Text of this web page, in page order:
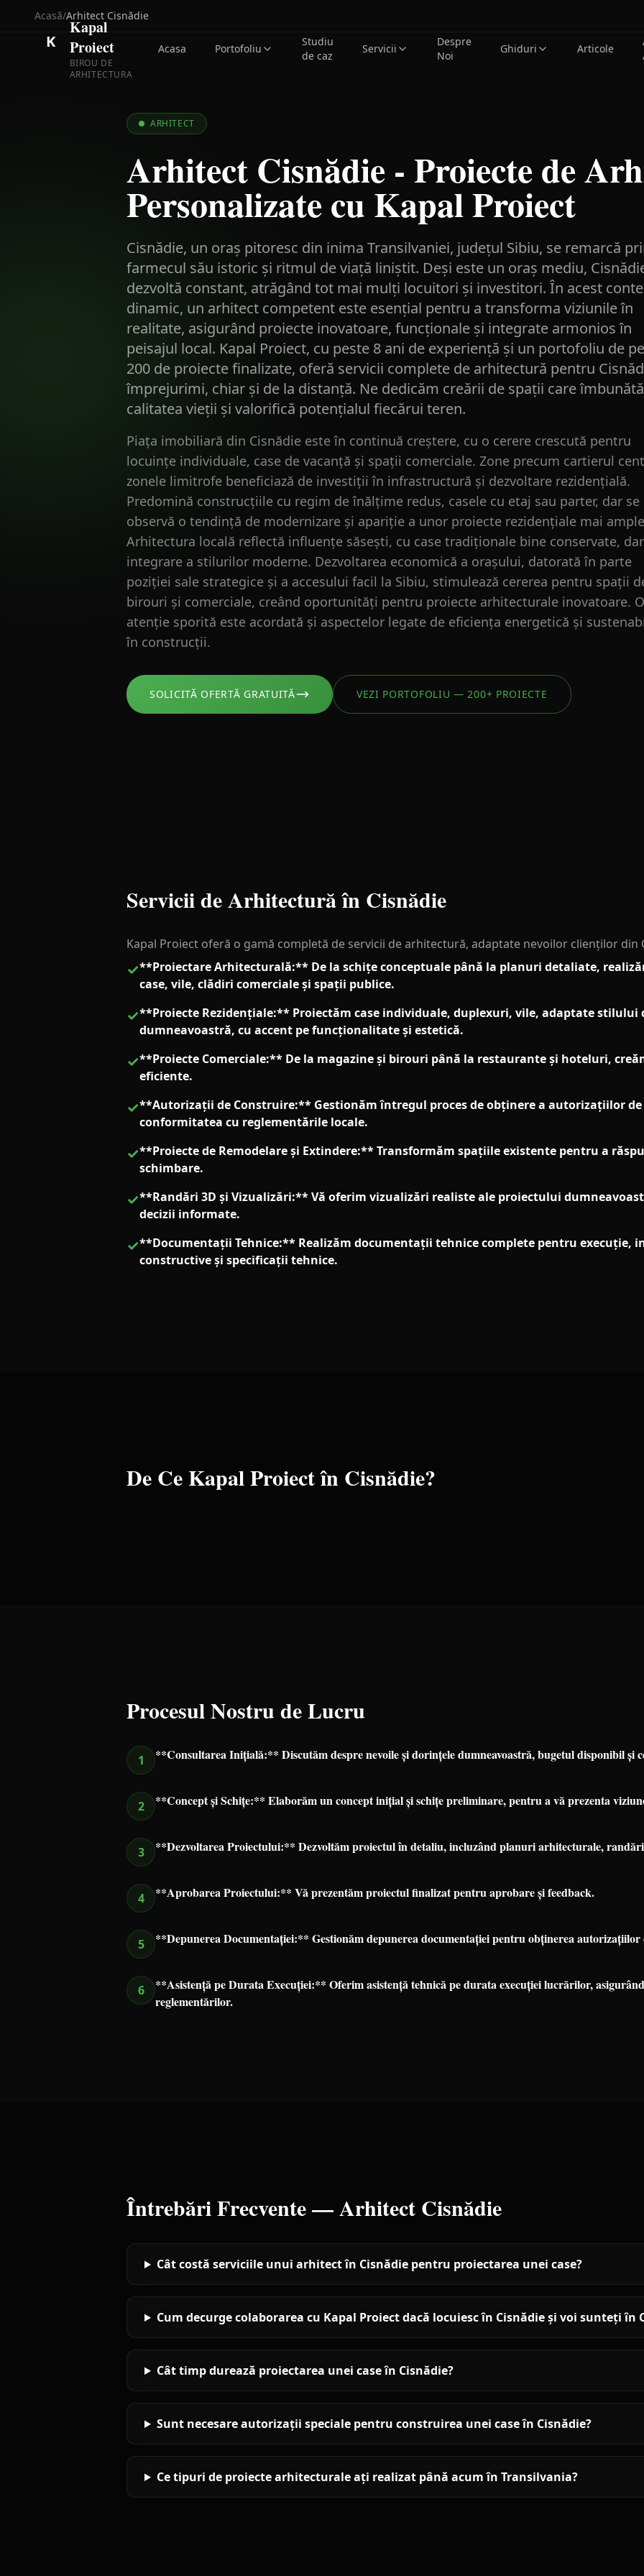
K
Kapal
Proiect
BIROU DE
ARHITECTURA
Acasa Portofoliu
Studiu
de caz
Servicii
Despre
Noi
Ghiduri Articole
Acasă/Arhitect Cisnădie
ARHITECT
Arhitect Cisnădie - Proiecte de
Personalizate cu Kapal Proiect
Cisnădie, un oraș pitoresc din inima Transilvaniei, județul Sibiu, se remarcă
farmecul său istoric și ritmul de viață liniștit. Deși este un oraș mediu,
dezvoltă constant, atrăgând tot mai mulți locuitori și investitori. În acest
dinamic, un arhitect competent este esențial pentru a transforma viziunile în
realitate, asigurând proiecte inovatoare, funcționale și integrate armonios în
peisajul local. Kapal Proiect, cu peste 8 ani de experiență și un portofoliu de
200 de proiecte finalizate, oferă servicii complete de arhitectură pentru
împrejurimi, chiar și de la distanță. Ne dedicăm creării de spații care
calitatea vieții și valorifică potențialul fiecărui teren.
Piața imobiliară din Cisnădie este în continuă creștere, cu o cerere crescută pentru
locuințe individuale, case de vacanță și spații comerciale. Zone precum cartierul
zonele limitrofe beneficiază de investiții în infrastructură și dezvoltare rezidențială.
Predomină construcțiile cu regim de înălțime redus, casele cu etaj sau parter, dar se
observă o tendință de modernizare și apariție a unor proiecte rezidențiale mai
Arhitectura locală reflectă influențe săsești, cu case tradiționale bine conservate,
integrare a stilurilor moderne. Dezvoltarea economică a orașului, datorată în parte
poziției sale strategice și a accesului facil la Sibiu, stimulează cererea pentru spații
birouri și comerciale, creând oportunități pentru proiecte arhitecturale inovatoare. O
atenție sporită este acordată și aspectelor legate de eficiența energetică și
în construcții.
SOLICITĂ OFERTĂ GRATUITĂ VEZI PORTOFOLIU — 200+ PROIECTE
Servicii de Arhitectură în Cisnădie
Kapal Proiect oferă o gamă completă de servicii de arhitectură, adaptate nevoilor clienților din
✓**Proiectare Arhitecturală:** De la schițe conceptuale până la planuri detaliate,
case, vile, clădiri comerciale și spații publice.
✓**Proiecte Rezidențiale:** Proiectăm case individuale, duplexuri, vile, adaptate stilului
dumneavoastră, cu accent pe funcționalitate și estetică.
✓**Proiecte Comerciale:** De la magazine și birouri până la restaurante și hoteluri,
eficiente.
✓**Autorizații de Construire:** Gestionăm întregul proces de obținere a autorizațiilor
conformitatea cu reglementările locale.
✓**Proiecte de Remodelare și Extindere:** Transformăm spațiile existente pentru a
schimbare.
✓**Randări 3D și Vizualizări:** Vă oferim vizualizări realiste ale proiectului
decizii informate.
✓**Documentații Tehnice:** Realizăm documentații tehnice complete pentru execuție,
constructive și specificații tehnice.
De Ce Kapal Proiect în Cisnădie?
Procesul Nostru de Lucru
1 **Consultarea Inițială:** Discutăm despre nevoile și dorințele dumneavoastră, bugetul disponibil și
2 **Concept și Schițe:** Elaborăm un concept inițial și schițe preliminare, pentru a vă prezenta
3 **Dezvoltarea Proiectului:** Dezvoltăm proiectul în detaliu, incluzând planuri arhitecturale,
4 **Aprobarea Proiectului:** Vă prezentăm proiectul finalizat pentru aprobare și feedback.
5 **Depunerea Documentației:** Gestionăm depunerea documentației pentru obținerea autorizațiilor
6
**Asistență pe Durata Execuției:** Oferim asistență tehnică pe durata execuției lucrărilor,
reglementărilor.
Întrebări Frecvente —Arhitect Cisnădie
Cât costă serviciile unui arhitect în Cisnădie pentru proiectarea unei case?
Cum decurge colaborarea cu Kapal Proiect dacă locuiesc în Cisnădie și voi sunteți în
Cât timp durează proiectarea unei case în Cisnădie?
Sunt necesare autorizații speciale pentru construirea unei case în Cisnădie?
Ce tipuri de proiecte arhitecturale ați realizat până acum în Transilvania?